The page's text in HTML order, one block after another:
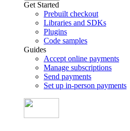
Get Started
Prebuilt checkout
Libraries and SDKs
Plugins
Code samples
Guides
Accept online payments
Manage subscriptions
Send payments
Set up in-person payments